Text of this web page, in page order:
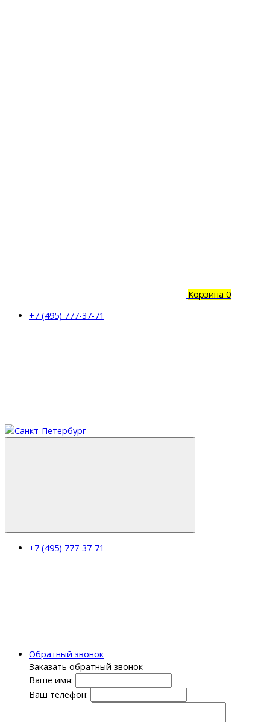
Корзина 0
+7 (495) 777-37-71
+7 (495) 777-37-71
Обратный звонок
Заказать обратный звонок
Ваше имя:
Ваш телефон: